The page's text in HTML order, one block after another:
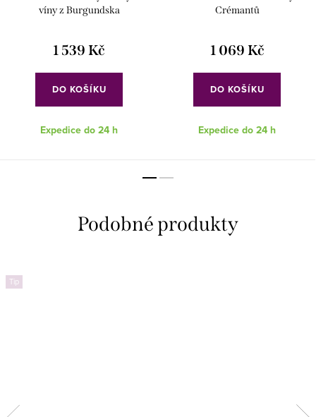
víny z Burgundska
1 539 Kč
DO KOŠÍKU
Expedice do 24 h
Crémantů
1 069 Kč
DO KOŠÍKU
Expedice do 24 h
Tip